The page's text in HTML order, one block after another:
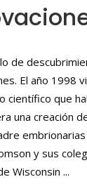
de
El año 1998
científico que
una creación
embrionarias
y sus
Wisconsin